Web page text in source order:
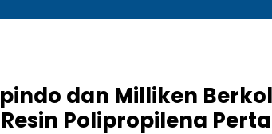
dan Milliken
Polipropilena